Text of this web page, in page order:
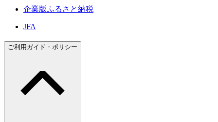
企業版ふるさと納税
JFA
ご利用ガイド・ポリシー